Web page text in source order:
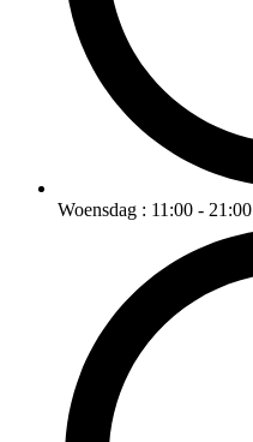
Woensdag : 11:00 - 21:00